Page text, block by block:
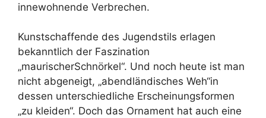
innewohnende Verbrechen.
Kunstschaffende des Jugendstils erlagen
bekanntlich der Faszination
„maurischerSchnörkel“. Und noch heute ist man
nicht abgeneigt, „abendländisches Weh“in
dessen unterschiedliche Erscheinungsformen
„zu kleiden“. Doch das Ornament hat auch eine